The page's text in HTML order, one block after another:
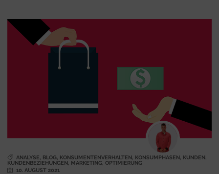
ANALYSE, BLOG, KONSUMENTENVERHALTEN, KONSUMPHASEN, KUNDEN,
KUNDENBEZIEHUNGEN , MARKETING, OPTIMIERUNG
10. AUGUST 2021